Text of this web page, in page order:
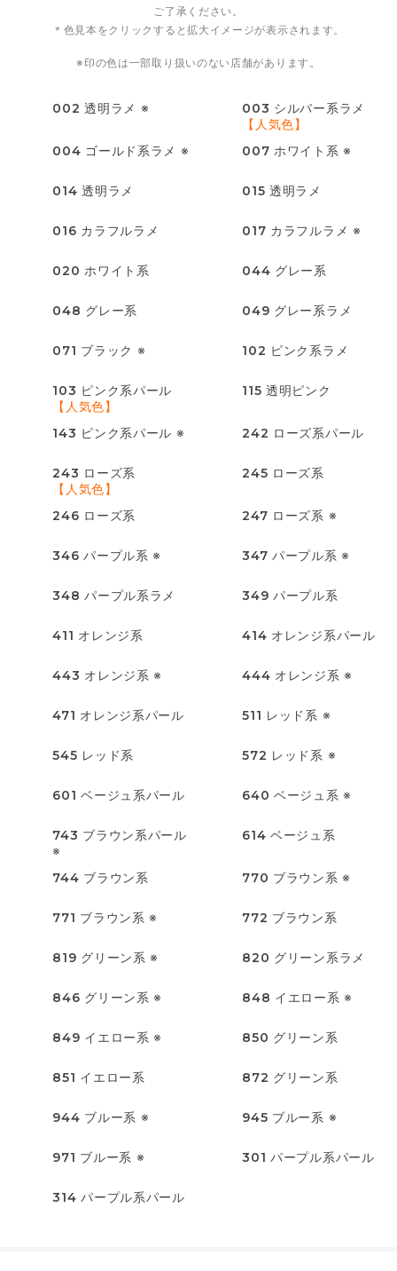
ご了承ください。
＊色見本をクリックすると拡大イメージが表示されます。
※印の色は一部取り扱いのない店舗があります。
002 透明ラメ ※ 003 シルバー系ラメ
【人気色】
004 ゴールド系ラメ ※ 007 ホワイト系 ※
014 透明ラメ 015 透明ラメ
016 カラフルラメ 017 カラフルラメ ※
020 ホワイト系 044 グレー系
048 グレー系 049 グレー系ラメ
071 ブラック ※ 102 ピンク系ラメ
103 ピンク系パール
【人気色】
115 透明ピンク
143 ピンク系パール ※ 242 ローズ系パール
243 ローズ系
【人気色】
245 ローズ系
246 ローズ系 247 ローズ系 ※
346 パープル系 ※ 347 パープル系 ※
348 パープル系ラメ 349 パープル系
411 オレンジ系 414 オレンジ系パール
443 オレンジ系 ※ 444 オレンジ系 ※
471 オレンジ系パール 511 レッド系 ※
545 レッド系 572 レッド系 ※
601 ベージュ系パール 640 ベージュ系 ※
743 ブラウン系パール
※
614 ベージュ系
744 ブラウン系 770 ブラウン系 ※
771 ブラウン系 ※ 772 ブラウン系
819 グリーン系 ※ 820 グリーン系ラメ
846 グリーン系 ※ 848 イエロー系 ※
849 イエロー系 ※ 850 グリーン系
851 イエロー系 872 グリーン系
944 ブルー系 ※ 945 ブルー系 ※
971 ブルー系 ※ 301 パープル系パール
314 パープル系パール